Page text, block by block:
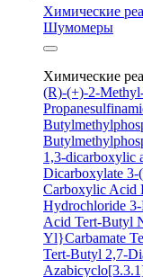
Химические
Шумомеры
Химические
(R)-(+)-2-
1,3-dicarboxylic
Dicarboxylate 3-
Carboxylic Acid
Hydrochloride
Acid Tert-Butyl
Yl}Carbamate
Tert-Butyl 2,7-